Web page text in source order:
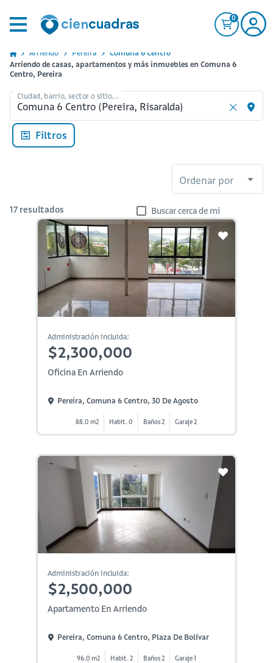
0
Arriendo Pereira
Comuna 6 Centro
Arriendo de casas, apartamentos y más inmuebles en Comuna 6
Centro, Pereira
Ciudad, barrio, sector o sitio...
Filtros
Ordenar por
17 resultados Buscar cerca de mi
Administración incluida:
$2,300,000
Oficina En Arriendo
Pereira, Comuna 6 Centro, 30 De Agosto
88.0 m2 Habit. 0 Baños 2 Garaje 2
Administración incluida:
$2,500,000
Apartamento En Arriendo
Pereira, Comuna 6 Centro, Plaza De Bolívar
96.0 m2 Habit. 2 Baños 2 Garaje 1